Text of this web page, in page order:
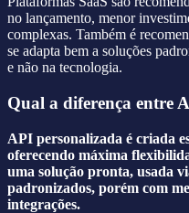
no lançamento, menor
complexas. Também é
se adapta bem a soluções
e não na tecnologia.
Qual a diferença entre
API personalizada é criada
oferecendo máxima
uma solução pronta, usada
padronizados, porém com
integrações.